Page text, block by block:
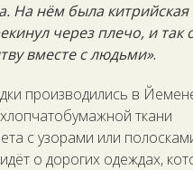
На нём была китрийская
через плечо, и так
вместе с людьми».
производились в
ткани
с узорами или
о дорогих одеждах,